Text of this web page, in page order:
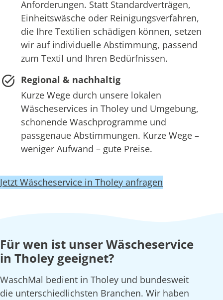
Anforderungen. Statt Standardverträgen,
Einheitswäsche oder Reinigungsverfahren,
die Ihre Textilien schädigen können, setzen
wir auf individuelle Abstimmung, passend
zum Textil und Ihren Bedürfnissen.
Regional & nachhaltig
Kurze Wege durch unsere lokalen
Wäscheservices in Tholey und Umgebung,
schonende Waschprogramme und
passgenaue Abstimmungen. Kurze Wege –
weniger Aufwand – gute Preise.
Jetzt Wäscheservice in Tholey anfragen
Für wen ist unser Wäscheservice
in Tholey geeignet?
WaschMal bedient in Tholey und bundesweit
die unterschiedlichsten Branchen. Wir haben